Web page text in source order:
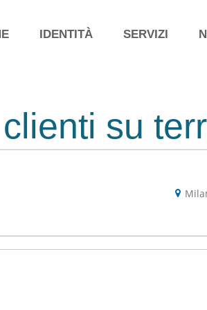
IDENTITÀ SERVIZI
su